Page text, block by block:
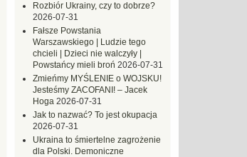
Rozbiór Ukrainy, czy to dobrze?
2026-07-31
Fałsze Powstania
Warszawskiego | Ludzie tego
chcieli | Dzieci nie walczyły |
Powstańcy mieli broń 2026-07-31
Zmieńmy MYŚLENIE o WOJSKU!
Jesteśmy ZACOFANI! – Jacek
Hoga 2026-07-31
Jak to nazwać? To jest okupacja
2026-07-31
Ukraina to śmiertelne zagrożenie
dla Polski. Demoniczne